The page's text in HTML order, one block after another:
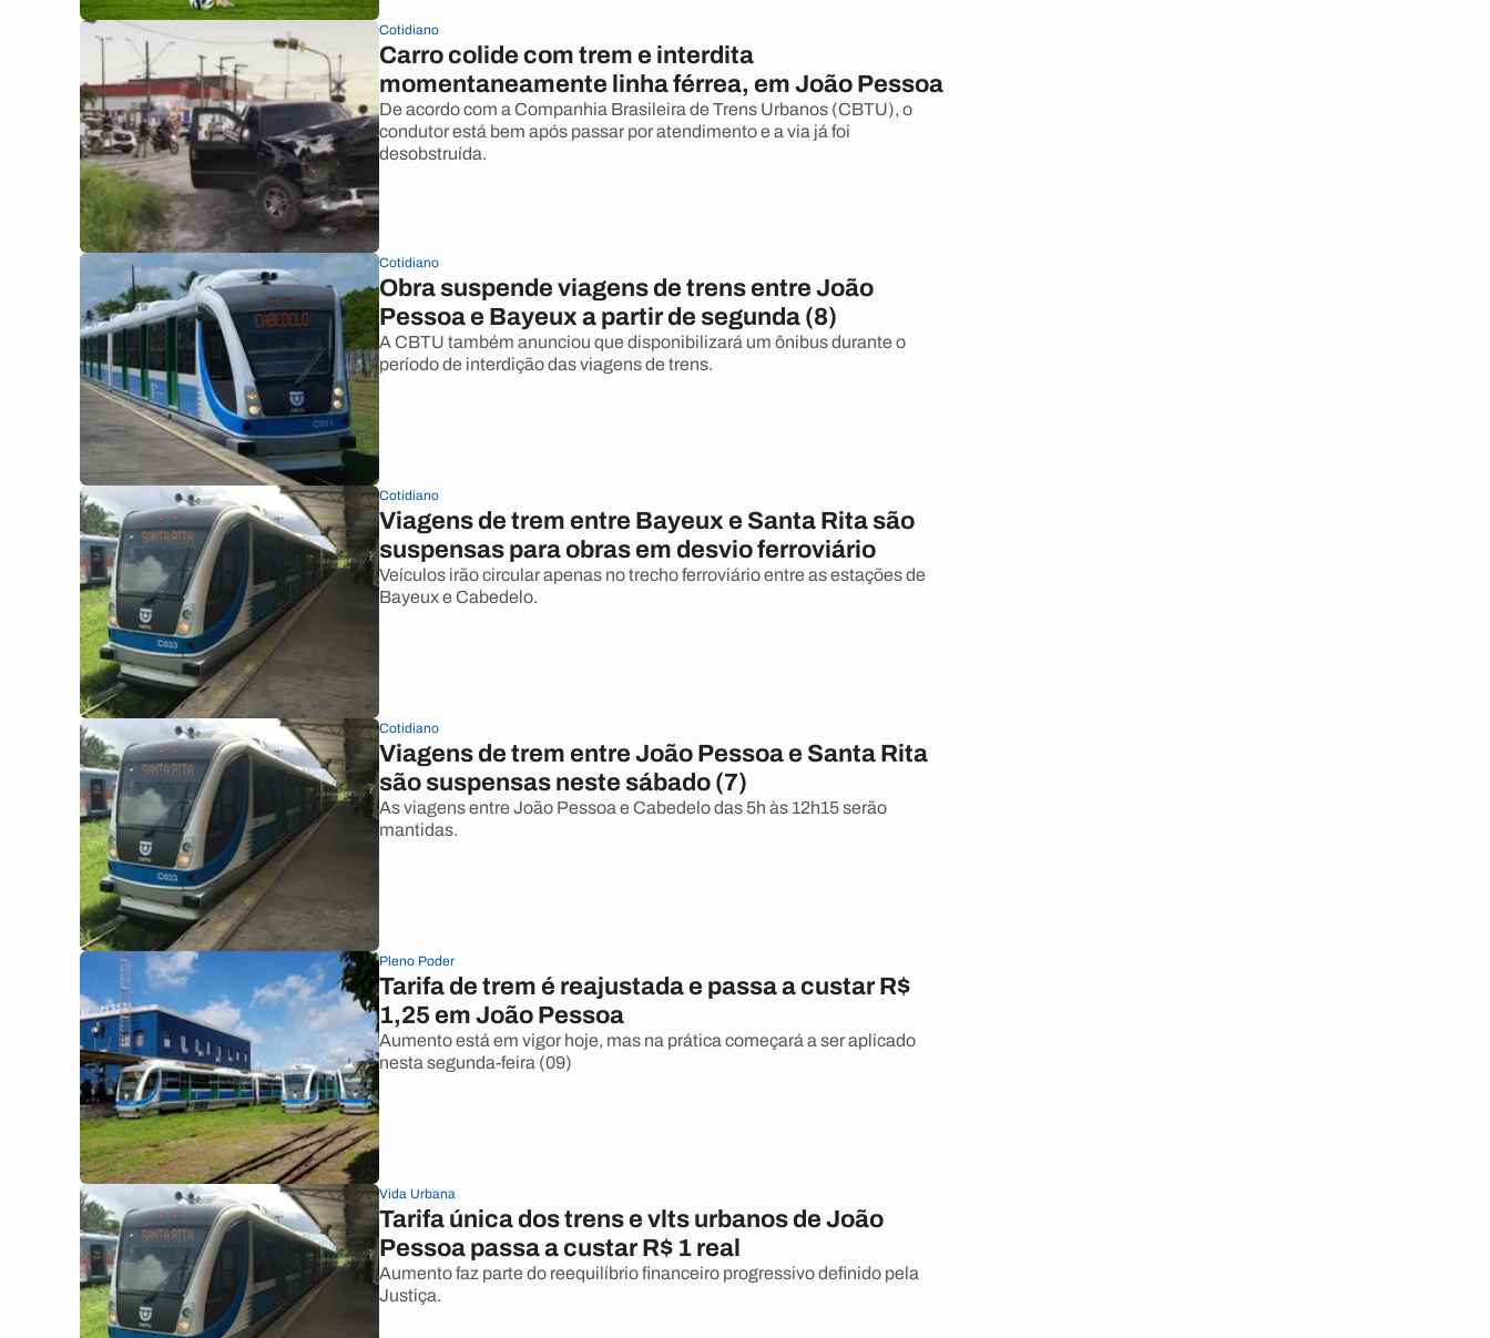
Cotidiano
Carro colide com trem e interdita
momentaneamente linha férrea, em João Pessoa
De acordo com a Companhia Brasileira de Trens Urbanos (CBTU), o
condutor está bem após passar por atendimento e a via já foi
desobstruída.
Cotidiano
Obra suspende viagens de trens entre João
Pessoa e Bayeux a partir de segunda (8)
A CBTU também anunciou que disponibilizará um ônibus durante o
período de interdição das viagens de trens.
Cotidiano
Viagens de trem entre Bayeux e Santa Rita são
suspensas para obras em desvio ferroviário
Veículos irão circular apenas no trecho ferroviário entre as estações de
Bayeux e Cabedelo.
Cotidiano
Viagens de trem entre João Pessoa e Santa Rita
são suspensas neste sábado (7)
As viagens entre João Pessoa e Cabedelo das 5h às 12h15 serão
mantidas.
Pleno Poder
Tarifa de trem é reajustada e passa a custar R$
1,25 em João Pessoa
Aumento está em vigor hoje, mas na prática começará a ser aplicado
nesta segunda-feira (09)
Vida Urbana
Tarifa única dos trens e vlts urbanos de João
Pessoa passa a custar R$ 1 real
Aumento faz parte do reequilíbrio financeiro progressivo definido pela
Justiça.